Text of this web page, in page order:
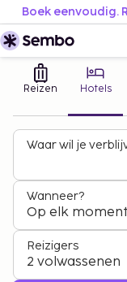
Boek eenvoudig.
Reizen Hotels
Waar wil je
Wanneer?
Op elk moment
Reizigers
2 volwassenen